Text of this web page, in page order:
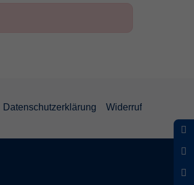
Datenschutzerklärung Widerruf